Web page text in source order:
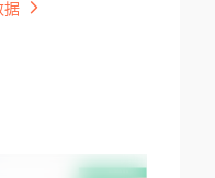
据